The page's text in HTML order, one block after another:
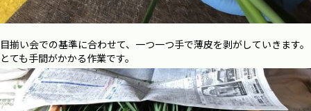
目揃い会での基準に合わせて、一つ一つ手で薄皮を剥がしていきます。
とても手間がかかる作業です。